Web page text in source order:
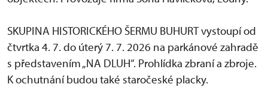
SKUPINA HISTORICKÉHO ŠERMU BUHURT vystoupí od
čtvrtka 4. 7. do úterý 7. 7. 2026 na parkánové zahradě
s představením „NA DLUH“. Prohlídka zbraní a zbroje.
K ochutnání budou také staročeské placky.